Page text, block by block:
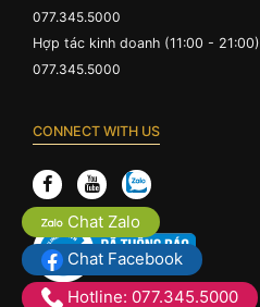
Chat Zalo
Chat Facebook
Hotline: 077.345.5000
077.345.5000
Hợp tác kinh doanh (11:00 - 21:00)
077.345.5000
CONNECT WITH US